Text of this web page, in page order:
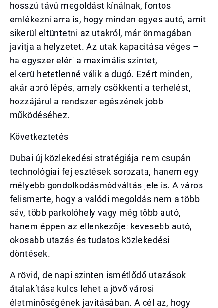
hosszú távú megoldást kínálnak, fontos
emlékezni arra is, hogy minden egyes autó, amit
sikerül eltüntetni az utakról, már önmagában
javítja a helyzetet. Az utak kapacitása véges –
ha egyszer eléri a maximális szintet,
elkerülhetetlenné válik a dugó. Ezért minden,
akár apró lépés, amely csökkenti a terhelést,
hozzájárul a rendszer egészének jobb
működéséhez.
Következtetés
Dubai új közlekedési stratégiája nem csupán
technológiai fejlesztések sorozata, hanem egy
mélyebb gondolkodásmódváltás jele is. A város
felismerte, hogy a valódi megoldás nem a több
sáv, több parkolóhely vagy még több autó,
hanem éppen az ellenkezője: kevesebb autó,
okosabb utazás és tudatos közlekedési
döntések.
A rövid, de napi szinten ismétlődő utazások
átalakítása kulcs lehet a jövő városi
életminőségének javításában. A cél az, hogy